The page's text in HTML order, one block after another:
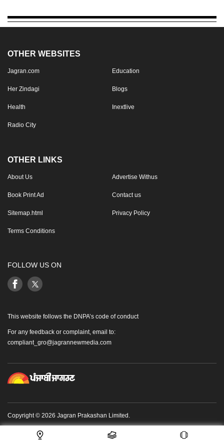
OTHER WEBSITES
Jagran.com Education
Her Zindagi Blogs
Health Inextlive
Radio City
OTHER LINKS
About Us Advertise Withus
Book Print Ad Contact us
Sitemap.html Privacy Policy
Terms Conditions
FOLLOW US ON
This website follows the DNPA’s code of conduct
For any feedback or complaint, email to:
compliant_gro@jagrannewmedia.com
Copyright © 2026 Jagran Prakashan Limited.